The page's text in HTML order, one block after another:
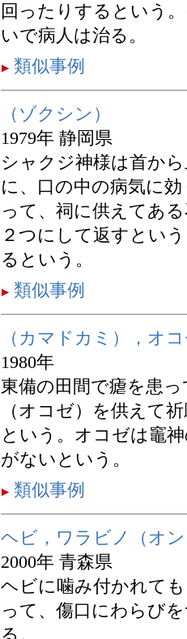
回ったりするという
いで病人は治る。
類似事例
（ゾクシン）
1979年 静岡県
シャクジ神様は首か
に、口の中の病気に
って、祠に供えてあ
２つにして返すとい
るという。
類似事例
（カマドカミ），オ
1980年
東備の田間で瘧を患
（オコゼ）を供えて
という。オコゼは竈
がないという。
類似事例
ヘビ，ワラビノ（オ
2000年 青森県
ヘビに噛み付かれて
って、傷口にわらび
る。